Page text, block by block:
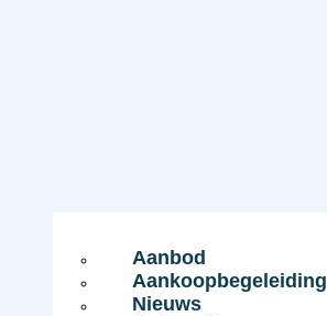
Aanbod
Aankoopbegeleiding
Nieuws